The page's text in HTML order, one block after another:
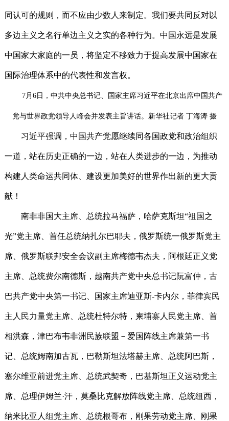
同认可的规则，而不应由少数人来制定。我们要共同反对以
多边主义之名行单边主义之实的各种行为。中国永远是发展
中国家大家庭的一员，将坚定不移致力于提高发展中国家在
国际治理体系中的代表性和发言权。
7月6日，中共中央总书记、国家主席习近平在北京出席中国共产
党与世界政党领导人峰会并发表主旨讲话。新华社记者 丁海涛 摄
习近平强调，中国共产党愿继续同各国政党和政治组织
一道，站在历史正确的一边，站在人类进步的一边，为推动
构建人类命运共同体、建设更加美好的世界作出新的更大贡
献！
南非非国大主席、总统拉马福萨，哈萨克斯坦“祖国之
光”党主席、首任总统纳扎尔巴耶夫，俄罗斯统一俄罗斯党主
席、俄罗斯联邦安全会议副主席梅德韦杰夫，阿根廷正义党
主席、总统费尔南德斯，越南共产党中央总书记阮富仲，古
巴共产党中央第一书记、国家主席迪亚斯-卡内尔，菲律宾民
主人民力量党主席、总统杜特尔特，柬埔寨人民党主席、首
相洪森，津巴布韦非洲民族联盟－爱国阵线主席兼第一书
记、总统姆南加古瓦，巴勒斯坦法塔赫主席、总统阿巴斯，
塞尔维亚前进党主席、总统武契奇，巴基斯坦正义运动党主
席、总理伊姆兰·汗，莫桑比克解放阵线党主席、总统纽西，
纳米比亚人组党主席、总统根哥布，刚果劳动党主席、刚果